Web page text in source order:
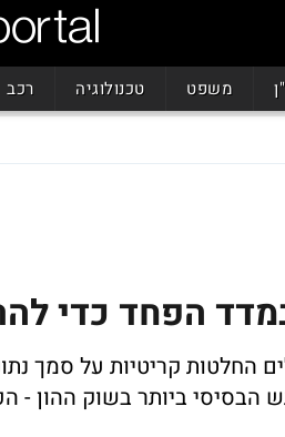
משפט טכנולוגיה רכב
החלטות קריטיות על סמך